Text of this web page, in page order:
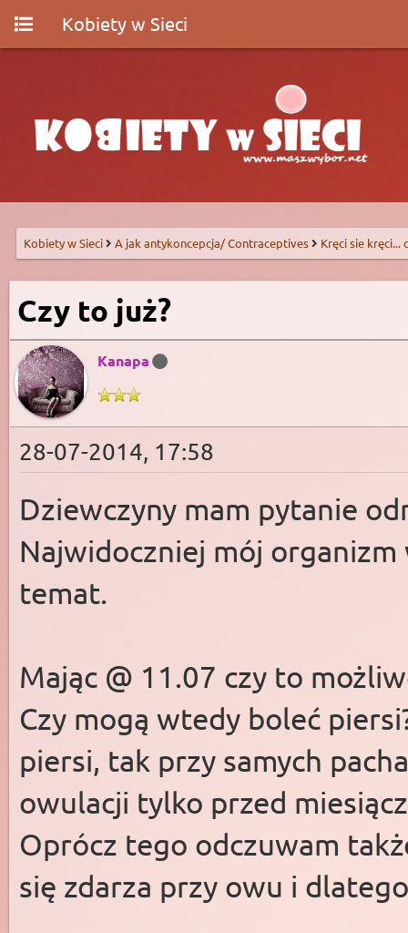
Kobiety w Sieci
Kobiety w Sieci A jak antykoncepcja/ Contraceptives Kręci sie kręci...
Czy to już?
Kanapa
28-07-2014, 17:58
Dziewczyny mam pytanie
Najwidoczniej mój
temat.
Mając @ 11.07 czy to
Czy mogą wtedy boleć
piersi, tak przy samych
owulacji tylko przed
Oprócz tego odczuwam
się zdarza przy owu i